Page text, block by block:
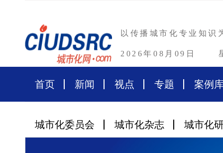
以传播城市化专业知识
2026年08月09日
首页 新闻 视点 专题 案例
城市化委员会 城市化杂志 城市化